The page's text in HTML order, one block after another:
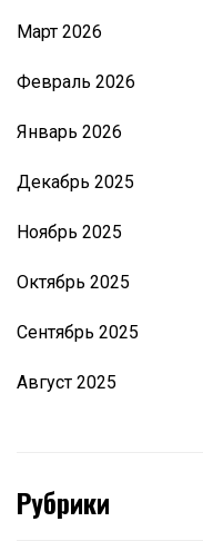
Март 2026
Февраль 2026
Январь 2026
Декабрь 2025
Ноябрь 2025
Октябрь 2025
Сентябрь 2025
Август 2025
Рубрики